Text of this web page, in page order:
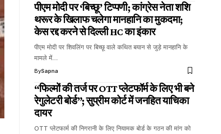
पीएम मोदी पर ‘बिच्छू’ टिप्पणी; कांग्रेस नेता शशि
थरूर के खिलाफ चलेगा मानहानि का मुकदमा;
केस रद्द करने से दिल्ली HC का इंकार
पीएम मोदी पर शिवलिंग पर बिच्छू वाले कथित बयान से जुड़े मानहानि के
मामले में…
BySapna
“फिल्मों की तर्ज पर OTT प्लेटफॉर्म के लिए भी बने
रेगुलेटरी बोर्ड”; सुप्रीम कोर्ट में जनहित याचिका
दायर
OTT प्लेटफार्म की निगरानी के लिए नियामक बोर्ड के गठन की मांग को